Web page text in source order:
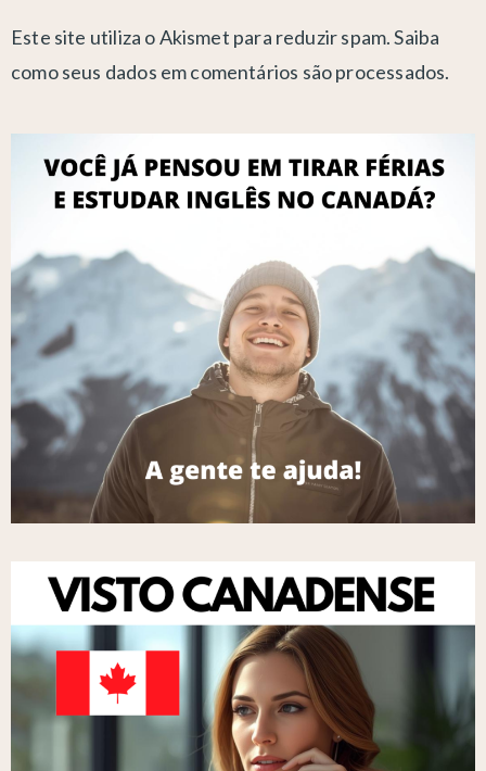
Este site utiliza o Akismet para reduzir spam.Saiba
como seus dados em comentários são processados.